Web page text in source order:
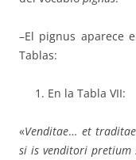
–El pignus aparece
Tablas:
En la Tabla VII:
«Venditae… et
si is ven­d­i­tori pretium